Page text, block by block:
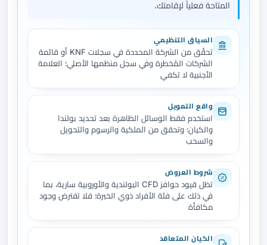
المتاحة فعلياً لإقامتك.
السياق التنظيمي
تحقّق من الشركة المحددة في سجلات KNF أو قائمة
الشركات المُخطرة وفي سجل منظمها الأصلي؛ العلامة
الأجنبية لا تكفي
واقع التمويل
استخدم فقط الوسائل الظاهرة بعد تحديد بولندا
والكيان؛ وتحقق من الملكية والرسوم والتحويل
والسحب
شروط العروض
تظل قيود حوافز CFD البولندية والأوروبية سارية، بما
في ذلك على فئة الأفراد ذوي الخبرة؛ فلا تفترض وجود
مكافأة
الكيان المتعاقد